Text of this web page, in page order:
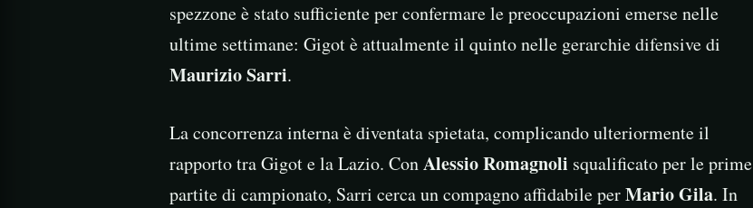
spezzone è stato sufficiente per confermare le preoccupazioni emerse nelle
ultime settimane: Gigot è attualmente il quinto nelle gerarchie difensive di
Maurizio Sarri.
La concorrenza interna è diventata spietata, complicando ulteriormente il
rapporto tra Gigot e la Lazio. ConAlessio Romagnoli squalificato per le prime
partite di campionato, Sarri cerca un compagno affidabile perMario Gila. In